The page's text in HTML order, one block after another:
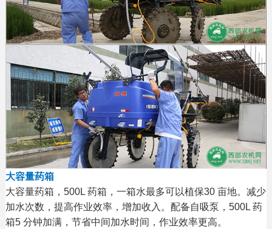
大容量药箱
大容量药箱，500L 药箱，一箱水最多可以植保30 亩地。减少
加水次数，提高作业效率，增加收入。配备自吸泵，500L 药
箱5 分钟加满，节省中间加水时间，作业效率更高。